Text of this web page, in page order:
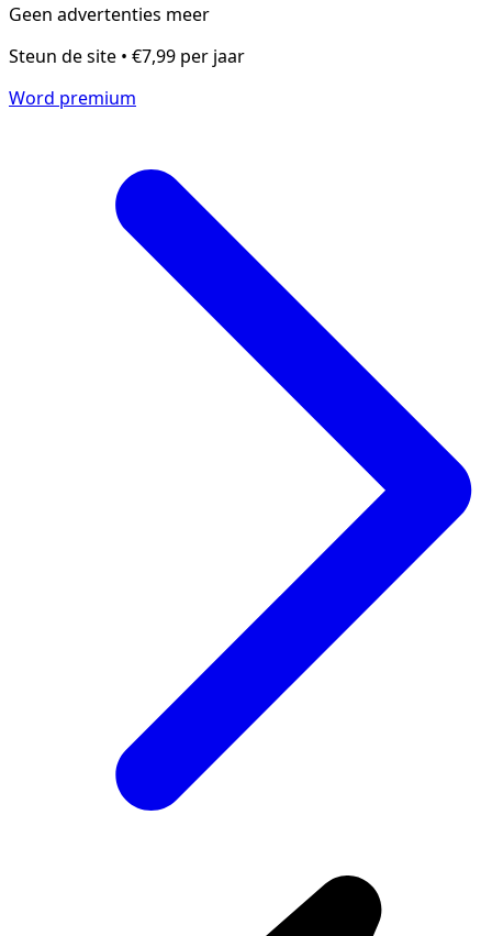
Geen advertenties meer
Steun de site • €7,99 per jaar
Word premium